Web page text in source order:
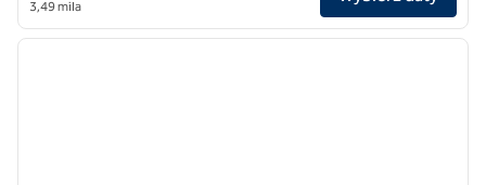
3,49 mila
1/12
1 z 12